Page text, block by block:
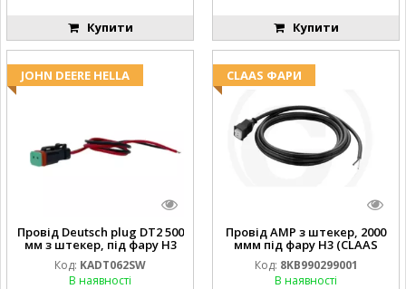
Купити Купити
JOHN DEERE HELLA
Провід Deutsch plug DT2 500
мм з штекер, під фару H3
(JOHN DEERE AL116438
994.184.00) ) Kramp Hella
Код: KADT062SW
В наявності
CLAAS ФАРИ
Провід AMP з штекер, 2000
ммм під фару H3 (CLAAS
013733) Hella
Код: 8KB990299001
В наявності